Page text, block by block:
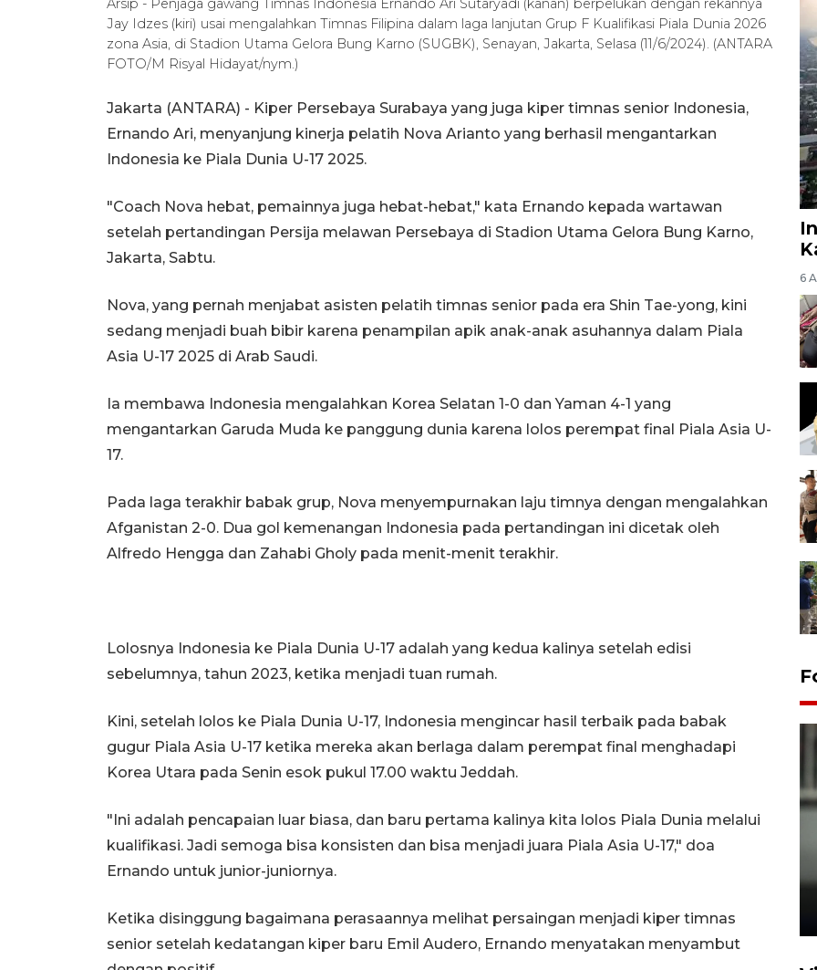
Arsip - Penjaga gawang Timnas Indonesia Ernando Ari Sutaryadi (kanan) berpelukan dengan rekannya
Jay Idzes (kiri) usai mengalahkan Timnas Filipina dalam laga lanjutan Grup F Kualifikasi Piala Dunia 2026
zona Asia, di Stadion Utama Gelora Bung Karno (SUGBK), Senayan, Jakarta, Selasa (11/6/2024). (ANTARA
FOTO/M Risyal Hidayat/nym.)
Jakarta (ANTARA) - Kiper Persebaya Surabaya yang juga kiper timnas senior Indonesia,
Ernando Ari, menyanjung kinerja pelatih Nova Arianto yang berhasil mengantarkan
Indonesia ke Piala Dunia U-17 2025.
"Coach Nova hebat, pemainnya juga hebat-hebat," kata Ernando kepada wartawan
setelah pertandingan Persija melawan Persebaya di Stadion Utama Gelora Bung Karno,
Jakarta, Sabtu.
Nova, yang pernah menjabat asisten pelatih timnas senior pada era Shin Tae-yong, kini
sedang menjadi buah bibir karena penampilan apik anak-anak asuhannya dalam Piala
Asia U-17 2025 di Arab Saudi.
Ia membawa Indonesia mengalahkan Korea Selatan 1-0 dan Yaman 4-1 yang
mengantarkan Garuda Muda ke panggung dunia karena lolos perempat final Piala Asia U-
17.
Pada laga terakhir babak grup, Nova menyempurnakan laju timnya dengan mengalahkan
Afganistan 2-0. Dua gol kemenangan Indonesia pada pertandingan ini dicetak oleh
Alfredo Hengga dan Zahabi Gholy pada menit-menit terakhir.
Lolosnya Indonesia ke Piala Dunia U-17 adalah yang kedua kalinya setelah edisi
sebelumnya, tahun 2023, ketika menjadi tuan rumah.
Kini, setelah lolos ke Piala Dunia U-17, Indonesia mengincar hasil terbaik pada babak
gugur Piala Asia U-17 ketika mereka akan berlaga dalam perempat final menghadapi
Korea Utara pada Senin esok pukul 17.00 waktu Jeddah.
"Ini adalah pencapaian luar biasa, dan baru pertama kalinya kita lolos Piala Dunia melalui
kualifikasi. Jadi semoga bisa konsisten dan bisa menjadi juara Piala Asia U-17," doa
Ernando untuk junior-juniornya.
Ketika disinggung bagaimana perasaannya melihat persaingan menjadi kiper timnas
senior setelah kedatangan kiper baru Emil Audero, Ernando menyatakan menyambut
6
22 Juli 2026 10:51